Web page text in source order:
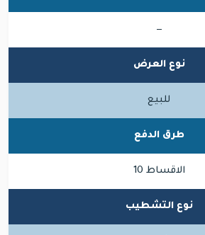
—
نوع العرض
للبيع
طرق الدفع
الاقساط 10
نوع التشطيب